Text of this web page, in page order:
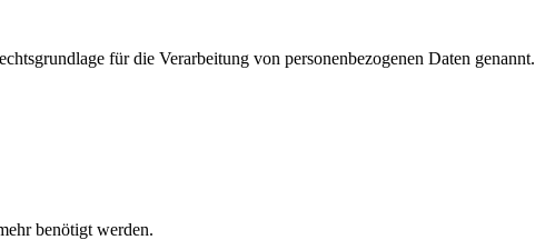
für die Verarbeitung von personenbezogenen Daten genannt.
benötigt werden.